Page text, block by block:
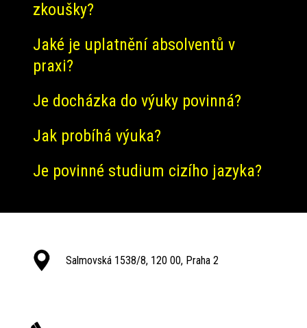
zkoušky?
Jaké je uplatnění absolventů v
praxi?
Je docházka do výuky povinná?
Jak probíhá výuka?
Je povinné studium cizího jazyka?
Salmovská 1538/8, 120 00, Praha 2